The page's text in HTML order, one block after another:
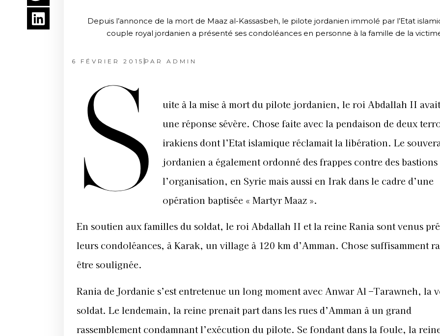
Depuis l’annonce de la mort de Maaz al-Kassasbeh, le pilote jordanien immolé par l’Etat
couple royal jordanien a présenté ses condoléances en personne à la famille de la
6 FÉVRIER 2015 PAR ADMIN
S
uite à la mise à mort du pilote jordanien, le roi Abdallah II
une réponse sévère. Chose faite avec la pendaison de deux
irakiens dont l’Etat islamique réclamait la libération. Le
jordanien a également ordonné des frappes contre des bastions
l’organisation, en Syrie mais aussi en Irak dans le cadre d’une
opération baptisée « Martyr Maaz ».
En soutien aux familles du soldat, le roi Abdallah II et la reine Rania sont venus
leurs condoléances, à Karak, un village à 120 km d’Amman. Chose suffisamment
être soulignée.
Rania de Jordanie s’est entretenue un long moment avec Anwar Al –Tarawneh, la
soldat. Le lendemain, la reine prenait part dans les rues d’Amman à un grand
rassemblement condamnant l’exécution du pilote. Se fondant dans la foule, la